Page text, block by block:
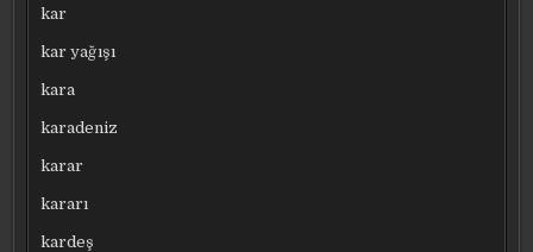
kar
kar yağışı
kara
karadeniz
karar
kararı
kardeş